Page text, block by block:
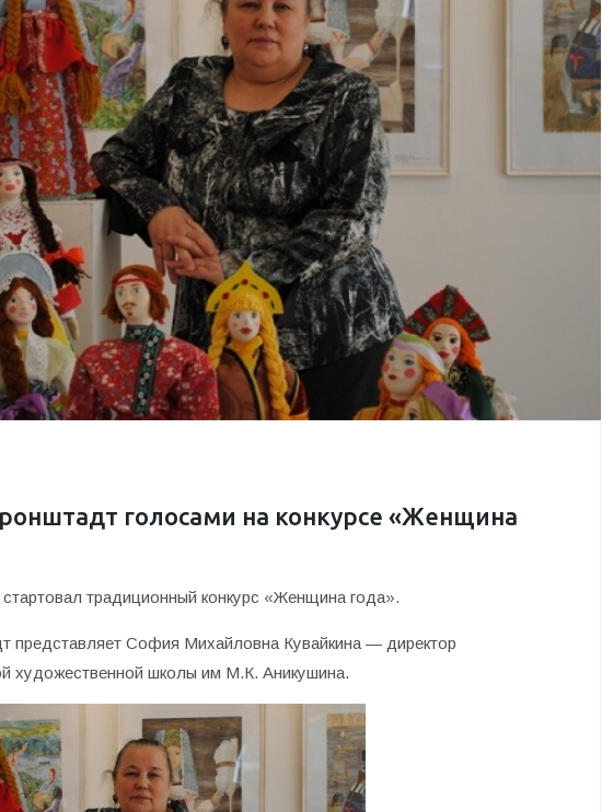
голосами на конкурсе «Женщина
традиционный конкурс «Женщина года».
представляет София Михайловна Кувайкина — директор
художественной школы им М.К. Аникушина.